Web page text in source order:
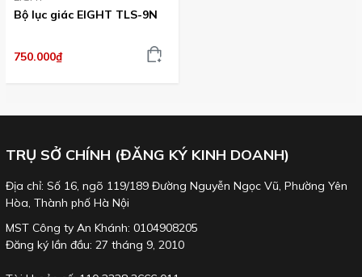
Lục giác EIGHT vượt qua các yêu cầu tiêu chuẩn của ISO, JIS,
đảm bảo chất lượng và khả năng tốt nhất cho việc sử dụng chuyên
Thương hiệu SNCM+V của EIGHT đã được đăng ký. Tên tương tự
của các hãng khác là copy của EIGHT.
Bộ lục giác EIGHT TLS-9N
750.000₫
TRỤ SỞ CHÍNH (ĐĂNG KÝ KINH DOANH)
Địa chỉ: Số 16, ngõ 119/189 Đường Nguyễn Ngọc Vũ, Phường Yên
Hòa, Thành phố Hà Nội
MST Công ty An Khánh: 0104908205
Đăng ký lần đầu: 27 tháng 9, 2010